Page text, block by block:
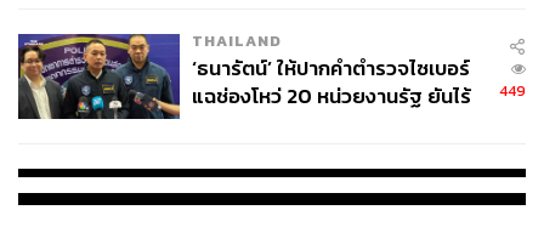
THAILAND
‘ธนารัตน์’ ให้ปากคำตำรวจไซเบอร์
แฉช่องโหว่ 20 หน่วยงานรัฐ ยันไร้
449